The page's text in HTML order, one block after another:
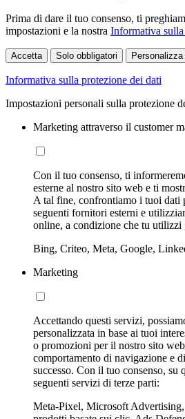
Prima di dare il tuo consenso, ti
impostazioni e la nostra Informativa
Accetta Solo obbligatori
Informativa sulla protezione dei dati
Impostazioni personali sulla protezione
Marketing attraverso il customer
Con il tuo consenso, ti
esterne al nostro sito web e ti
A tal fine, confrontiamo i tuoi dati
seguenti fornitori esterni e
online, a condizione che tu
Bing, Criteo, Meta, Google,
Marketing
Accettando questi servizi,
personalizzata in base ai tuoi
o promozioni per il nostro sito
comportamento di navigazione e
successo. Con il tuo consenso, su
seguenti servizi di terze parti:
Meta-Pixel, Microsoft